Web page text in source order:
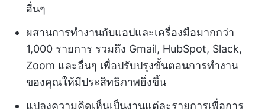
อื่นๆ
ผสานการทำงานกับแอปและเครื่องมือมากกว่า
1,000 รายการ รวมถึง Gmail, HubSpot, Slack,
Zoom และอื่นๆ เพื่อปรับปรุงขั้นตอนการทำงาน
ของคุณให้มีประสิทธิภาพยิ่งขึ้น
แปลงความคิดเห็นเป็นงานแต่ละรายการเพื่อการ